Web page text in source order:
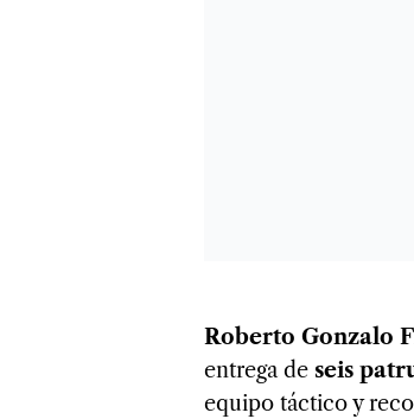
Roberto Gonzalo
entrega de seis
equipo táctico y